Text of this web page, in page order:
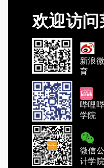
欢迎访问
新浪
育
哔哩
学院
微信
计学